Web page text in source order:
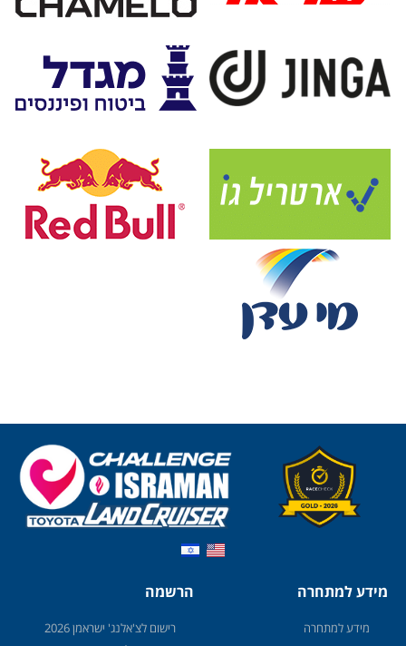
מידע למתחרה
מידע למתחרה
הרשמה
רישום לצ'אלנג' ישראמן 2026